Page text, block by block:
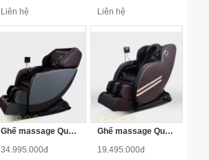
Liên hệ
Liên hệ
Ghế massage Queen Crown QC SL11
34.995.000đ
Ghế massage Queen Crown QC V9
19.495.000đ